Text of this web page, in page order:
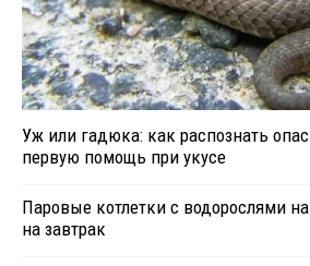
Уж или гадюка: как распознать
первую помощь при укусе
Паровые котлетки с водорослями
на завтрак